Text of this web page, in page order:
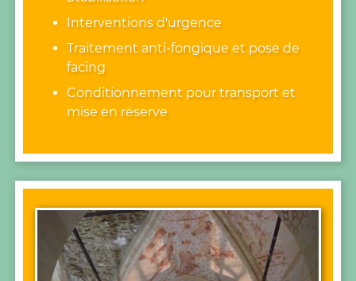
Interventions d'urgence
Traitement anti-fongique et pose de
facing
Conditionnement pour transport et
mise en réserve